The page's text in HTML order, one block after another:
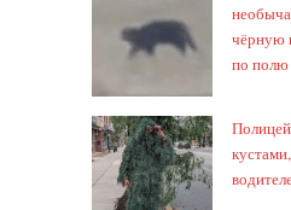
чёрную
по полю